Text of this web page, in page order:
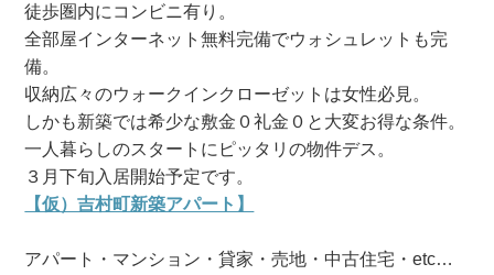
徒歩圏内にコンビニ有り。
全部屋インターネット無料完備でウォシュレットも完
備。
収納広々のウォークインクローゼットは女性必見。
しかも新築では希少な敷金０礼金０と大変お得な条件。
一人暮らしのスタートにピッタリの物件デス。
３月下旬入居開始予定です。
【仮）吉村町新築アパート】
アパート・マンション・貸家・売地・中古住宅・etc…